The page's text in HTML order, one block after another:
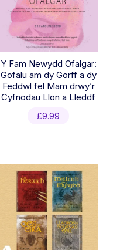
Y Fam Newydd Ofalgar:
Gofalu am dy Gorff a dy
Feddwl fel Mam drwy’r
Cyfnodau Llon a Lleddf
£9.99